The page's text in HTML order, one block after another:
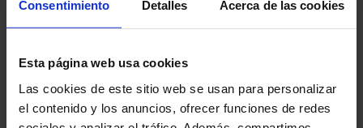
Consentimiento Detalles Acerca de las cookies
Esta página web usa cookies
Las cookies de este sitio web se usan para personalizar
el contenido y los anuncios, ofrecer funciones de redes